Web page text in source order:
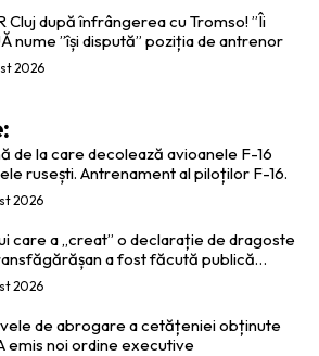
Cluj după înfrângerea cu Tromso! ”Îi
nume ”își dispută” poziția de antrenor
2026
de la care decolează avioanele F-16
rusești. Antrenament al piloților F-16.
2026
care a „creat” o declarație de dragoste
a fost făcută publică…
2026
de abrogare a cetățeniei obținute
emis noi ordine executive